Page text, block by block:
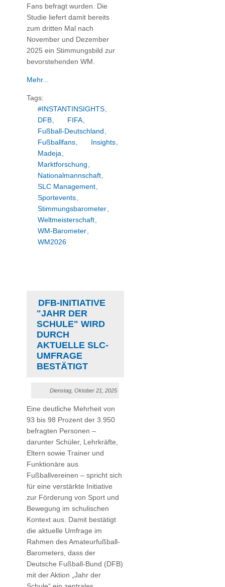
Fans befragt wurden. Die
Studie liefert damit bereits
zum dritten Mal nach
November und Dezember
2025 ein Stimmungsbild zur
bevorstehenden WM.
Mehr...
Tags:
#INSTANTINSIGHTS
DFB
FIFA
Fußball-Deutschland
Fußballfans
Insights
Madeja
Marktforschung
Nationalmannschaft
SLC Management
Sportevents
Stimmungsbarometer
Weltmeisterschaft
WM-Barometer
WM2026
DFB-INITIATIVE
"JAHR DER
SCHULE" WIRD
DURCH
AKTUELLE SLC-
UMFRAGE
BESTÄTIGT
Dienstag, Oktober 21, 2025
Eine deutliche Mehrheit von
93 bis 98 Prozent der 3.950
befragten Personen –
darunter Schüler, Lehrkräfte,
Eltern sowie Trainer und
Funktionäre aus
Fußballvereinen – spricht sich
für eine verstärkte Initiative
zur Förderung von Sport und
Bewegung im schulischen
Kontext aus. Damit bestätigt
die aktuelle Umfrage im
Rahmen des Amateurfußball-
Barometers, dass der
Deutsche Fußball-Bund (DFB)
mit der Aktion „Jahr der